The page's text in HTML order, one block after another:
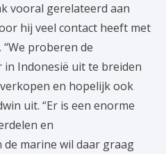
vooral gerelateerd aan
hij veel contact heeft met
“We proberen de
Indonesië uit te breiden
en hopelijk ook
uit. “Er is een enorme
en
marine wil daar graag